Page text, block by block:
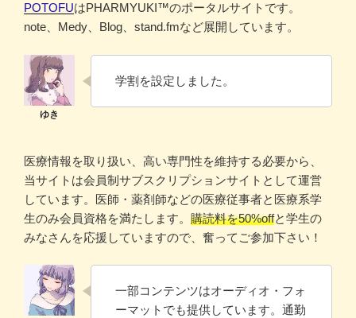
POTOFUはPHARMYUKI™のポータルサイトです。
note、Medy、Blog、stand.fmなど展開しています。
学割を設定しました。
医療情報を取り扱い、高い専門性を維持する必要から、
当サイトは会員制サブスクリプションサイトとして運営
しています。医師・薬剤師などの医療従事者と医療系学
生のみ会員資格を満たします。 購読料を50%offと学生の
みなさんを応援していますので、奮ってご参加下さい！
一部コンテンツはオーディオ・フォ
ーマットでも提供しています。通勤